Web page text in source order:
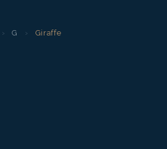
› G › Giraffe